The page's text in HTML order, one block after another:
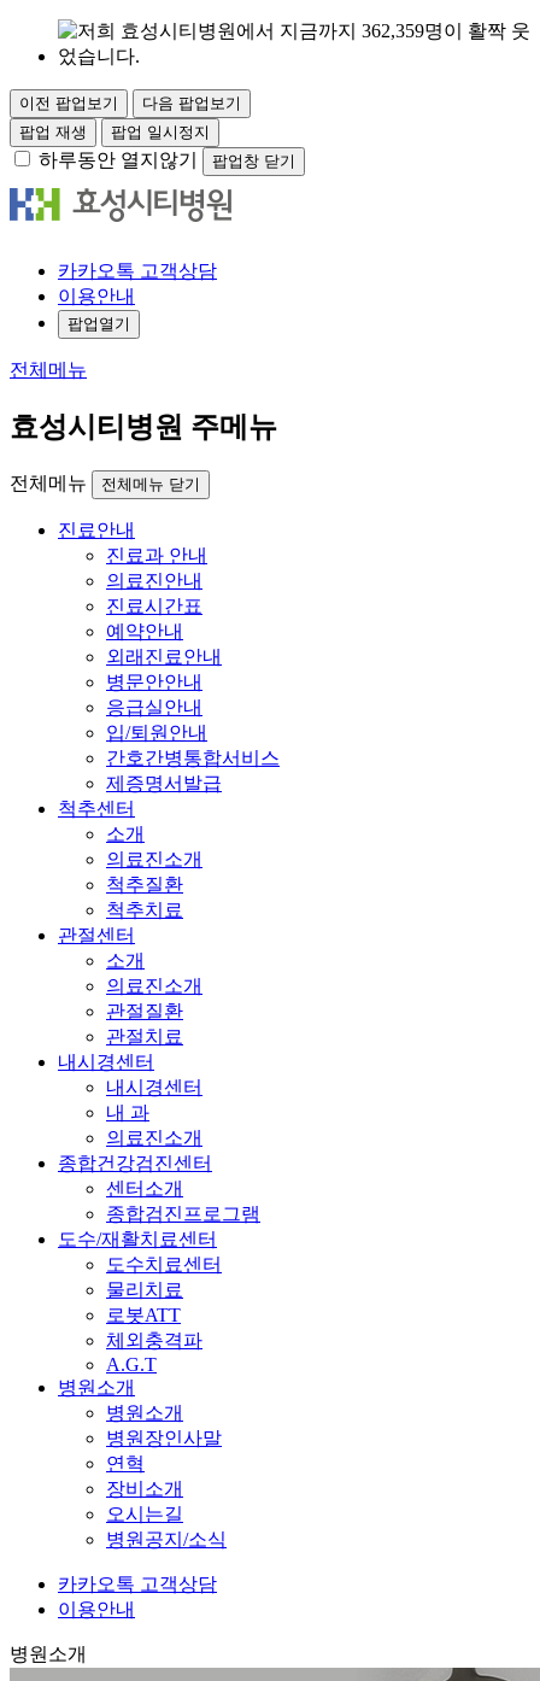
이전 팝업보기
다음 팝업보기
팝업 재생
팝업 일시정지
하루동안 열지않기 팝업창 닫기
카카오톡 고객상담
이용안내
팝업열기
전체메뉴
효성시티병원 주메뉴
전체메뉴 전체메뉴 닫기
진료안내
진료과 안내
의료진안내
진료시간표
예약안내
외래진료안내
병문안안내
응급실안내
입/퇴원안내
간호간병통합서비스
제증명서발급
척추센터
소개
의료진소개
척추질환
척추치료
관절센터
소개
의료진소개
관절질환
관절치료
내시경센터
내시경센터
내 과
의료진소개
종합건강검진센터
센터소개
종합검진프로그램
도수/재활치료센터
도수치료센터
물리치료
로봇ATT
체외충격파
A.G.T
병원소개
병원소개
병원장인사말
연혁
장비소개
오시는길
병원공지/소식
카카오톡 고객상담
이용안내
병원소개